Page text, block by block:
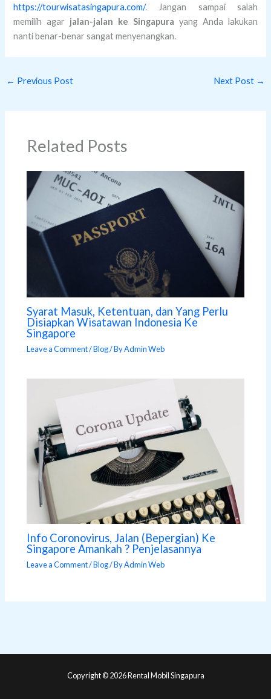
https://tourwisatasingapura.com/. Jangan sampai salah
memilih agar jalan-jalan ke Singapura yang Anda lakukan
nanti benar-benar sangat menyenangkan.
← Previous Post Next Post →
Related Posts
Syarat Masuk, Ketentuan, dan Yang Perlu
Disiapkan Wisatawan Indonesia Ke
Singapore
Leave a Comment/Blog/ ByAdmin Web
Info Coronovirus, Jalan (Bepergian) Ke
Singapore Amankah ? Penjelasannya
Leave a Comment/Blog/ ByAdmin Web
Copyright © 2026 Rental Mobil Singapura